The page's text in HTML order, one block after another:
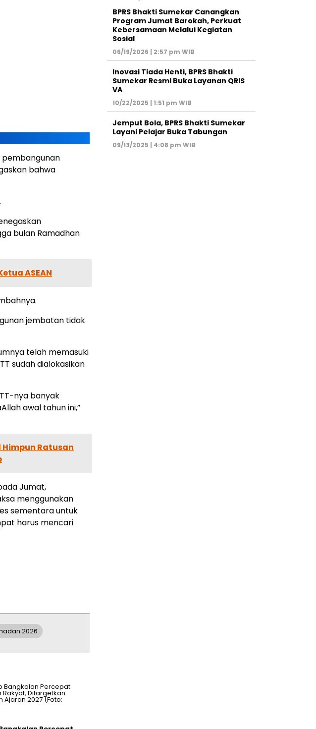
pembangunan
bahwa
bulan Ramadhan
ASEAN
jembatan tidak
telah memasuki
sudah dialokasikan
nya banyak
awal tahun ini,”
Himpun Ratusan
Jumat,
menggunakan
sementara untuk
harus mencari
2026
BPRS Bhakti Sumekar Canangkan
Program Jumat Barokah, Perkuat
Kebersamaan Melalui Kegiatan
Sosial
06/19/2026 | 2:57 pm WIB
Inovasi Tiada Henti, BPRS Bhakti
Sumekar Resmi Buka Layanan QRIS
VA
10/22/2025 | 1:51 pm WIB
Jemput Bola, BPRS Bhakti Sumekar
Layani Pelajar Buka Tabungan
09/13/2025 | 4:08 pm WIB